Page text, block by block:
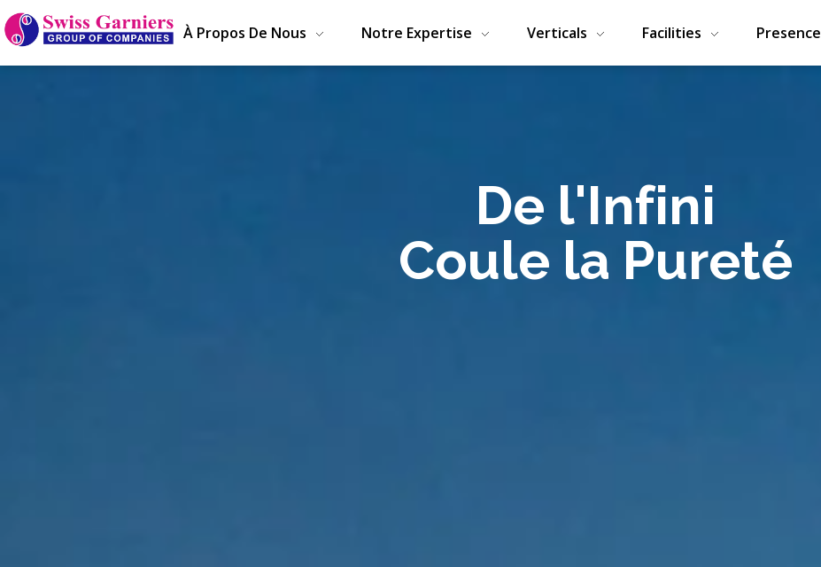
Swiss Garniers
À Propos De Nous Notre Expertise Verticals Facilities Presence
De l'Infini
Coule la Pureté